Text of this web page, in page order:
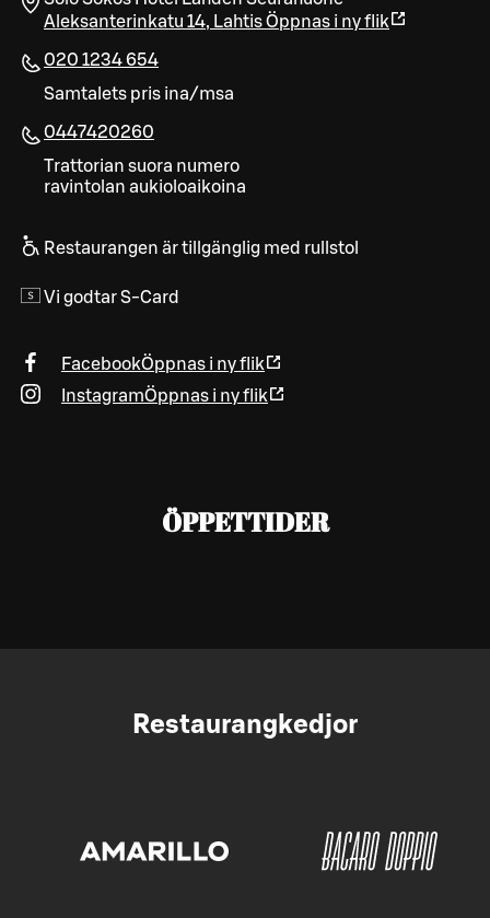
Aleksanterinkatu 14, LahtisÖppnas i ny flik
020 1234 654
Samtalets pris ina/msa
0447420260
Trattorian suora numero
ravintolan aukioloaikoina
Restaurangen är tillgänglig med rullstol
Vi godtar S-Card
FacebookÖppnas i ny flik
InstagramÖppnas i ny flik
ÖPPETTIDER
Restaurangkedjor